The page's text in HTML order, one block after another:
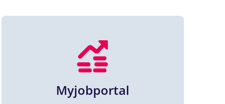
Myjobportal